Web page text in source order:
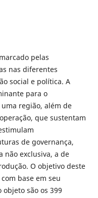
pelas
nas diferentes
social e política. A
para o
região, além de
que sustentam
de governança,
não exclusiva, a de
O objetivo deste
base em seu
são os 399